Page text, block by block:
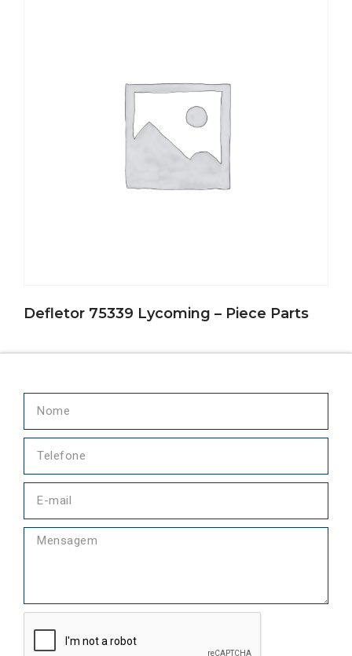
Defletor 75339 Lycoming – Piece Parts